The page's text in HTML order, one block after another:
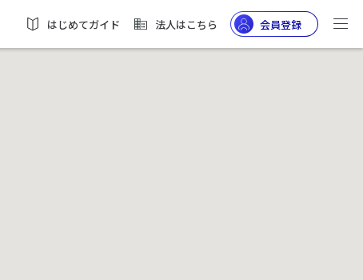
はじめてガイド 法人はこちら 会員登録